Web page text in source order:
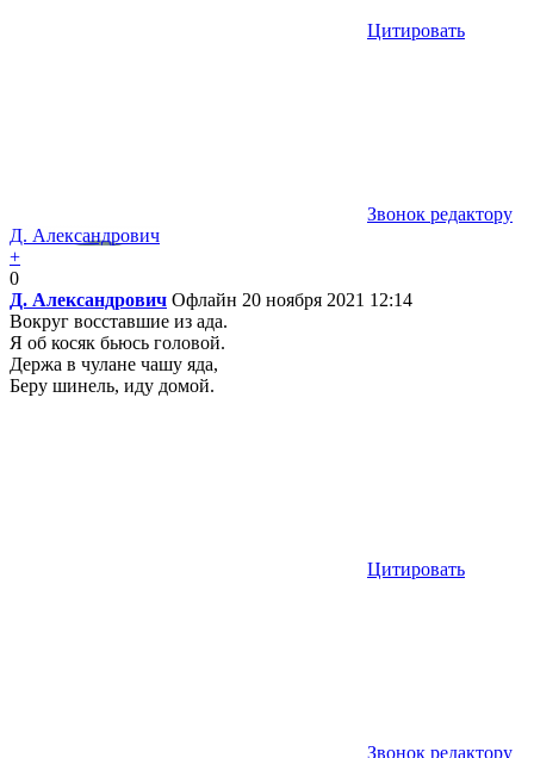
Цитировать
Звонок редактору
Д. Александрович
+
0
Д. Александрович Офлайн 20 ноября 2021 12:14
Вокруг восставшие из ада.
Я об косяк бьюсь головой.
Держа в чулане чашу яда,
Беру шинель, иду домой.
Цитировать
Звонок редактору